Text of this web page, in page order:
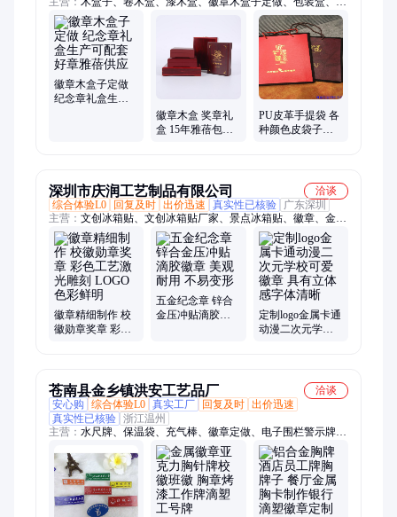
定做、木奖牌、皮木盒、钛合金、粉木盒、礼品盒、实木盒、u
盘木盒、白茶木盒、雪菊木盒、镂空木盒、印章木盒、金线礼
盒、玉石木盒、包装木盒、毕业证书、漆盒木盒、黑茶木盒、书
画木盒、金币木盒、海参木盒
徽章木盒子定做
纪念章礼盒生产
徽章木盒 奖章礼
盒 15年雅蓓包装
PU皮革手提袋 各
种颜色皮袋子定
深圳市庆润工艺制品有限公司
洽谈
综合体验L0
回复及时 出价迅速 真实性已核验
广东深圳
主营： 文创冰箱贴、文创冰箱贴厂家、景点冰箱贴、徽章、金属
徽章、烤漆徽章、流沙冰箱贴、金属冰箱贴、城市冰箱贴、金属
车标、锌合金车标、奖牌、锌合金奖牌、镀金奖牌、立体奖牌、
锌合金钥匙扣、烤漆钥匙扣、金属书签、不锈钢镀金书签、纯铜
烤漆书签、UV彩印书签、金属烟灰缸、锌合金开瓶器、冰箱
贴、书签
徽章精细制作 校
徽勋章奖章 彩色
五金纪念章 锌合
金压冲贴滴胶徽
定制logo金属卡通
动漫二次元学校
苍南县金乡镇洪安工艺品厂
洽谈
安心购
综合体验L0 真实工厂 回复及时 出价迅速
真实性已核验 浙江温州
主营： 水尺牌、保温袋、充气棒、徽章定做、电子围栏警示牌、
浮雕标识牌、冲压标牌、搪瓷标牌、安全运行牌、汽车彩带、广
告烟灰缸、牙签筒、驾驶证套、科室牌、名片盒、水晶滴胶商
标、水晶标、广告围裙、电力标牌、夜光门牌、广告纸巾盒、棉
布袋